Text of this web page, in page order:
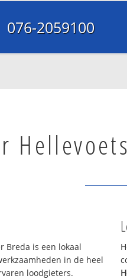
076-2059100
Breda is een lokaal
in de heel
loodgieters.